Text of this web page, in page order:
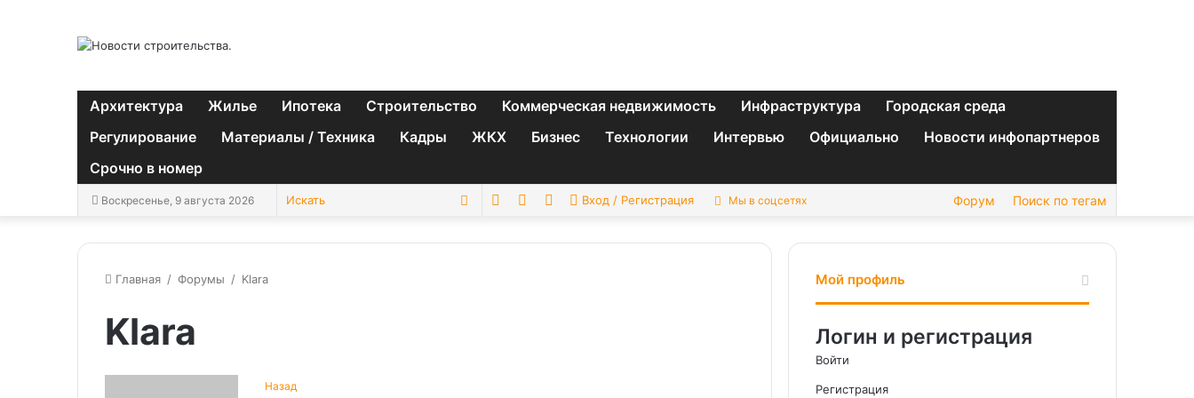
Архитектура Жилье Ипотека Строительство Коммерческая недвижимость Инфраструктура
Городская среда
Регулирование
Материалы / Техника Кадры ЖКХ Бизнес Технологии Интервью Официально
Новости инфопартнеров
Срочно в номер
Воскресенье, 9 августа 2026 Искать SwitchSidebarСлучайная
Вход / Регистрация Мы в соцсетях Форум Поиск по тегам
Главная / Форумы / Klara
Klara
Назад
Мой профиль
Логин и регистрация
Войти
Регистрация